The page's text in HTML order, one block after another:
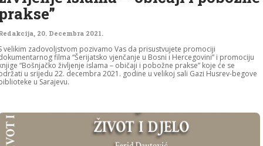
20. Decembra 2021.
velikim zadovoljstvom pozivamo Vas da prisustvujete promociji
filma “Šerijatsko vjenčanje u Bosni i Hercegovini” i promociju
“Bošnjačko življenje islama – običaji i pobožne prakse” koje će se
u srijedu 22. decembra 2021. godine u velikoj sali Gazi Husrev-begove
u Sarajevu.